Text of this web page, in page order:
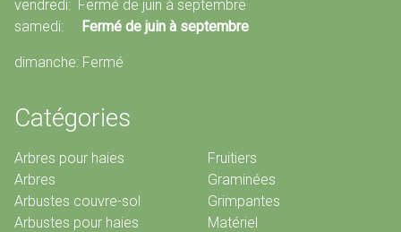
vendredi: Fermé de juin à septembre
samedi:
Fermé de juin à septembre
dimanche: Fermé
Catégories
Arbres pour haies
Arbres
Arbustes couvre-sol
Arbustes pour haies
Fruitiers
Graminées
Grimpantes
Matériel